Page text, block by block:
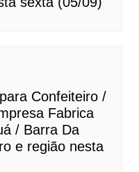
Confeiteiro /
Fabrica
/ Barra Da
e região nesta